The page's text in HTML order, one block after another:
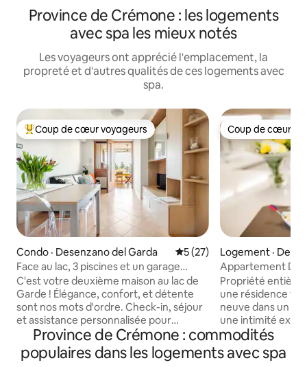
Province de Crémone : les logements
avec spa les mieux notés
Les voyageurs ont apprécié l'emplacement, la
propreté et d'autres qualités de ces logements avec
spa.
Coup de cœur voyageurs parmi les plus aimés
Coup de cœur voyageurs
Condo · Desenzano del Garda Note moyenne de 5 sur 5,
5 (27)
Face au lac, 3 piscines et un garage
double
C'est votre deuxième maison au lac de
Garde ! Élégance, confort, et détente
sont nos mots d'ordre. Check-in, séjour
et assistance personnalisée pour
d'excellentes vacances pensées dans les
moindres détails. Parfait pour les
couples, les voyageurs exigeants, les
Coup de cœur
Coup de cœur
Logement ·
arda
Appartement
Sirmione
Propriété entière
une résidence
neuve dans un
une intimité
passer des
grandes piscines
de jeux pour
Province de Crémone : commodités
populaires dans les logements avec spa